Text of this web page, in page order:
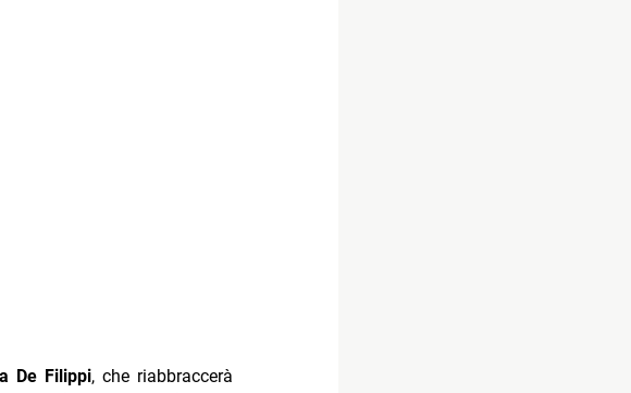
De Filippi, che riabbraccerà